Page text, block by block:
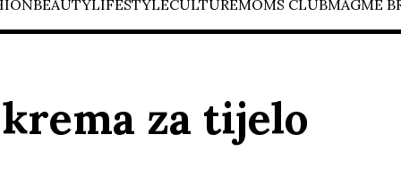
BEAUTYLIFESTYLECULTUREMOMS CLUBMAGME
za tijelo